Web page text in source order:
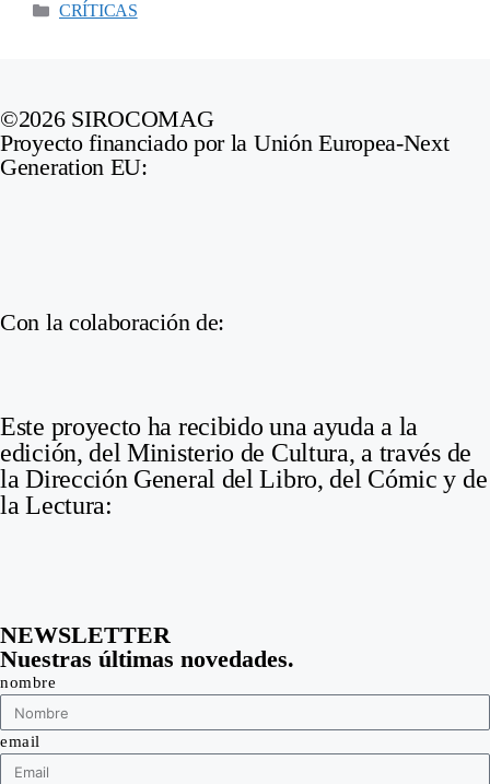
CRÍTICAS
©2026 SIROCOMAG
Proyecto financiado por la Unión Europea-Next
Generation EU:
Con la colaboración de:
Este proyecto ha recibido una ayuda a la
edición, del Ministerio de Cultura, a través de
la Dirección General del Libro, del Cómic y de
la Lectura:
NEWSLETTER
Nuestras últimas novedades.
nombre
email